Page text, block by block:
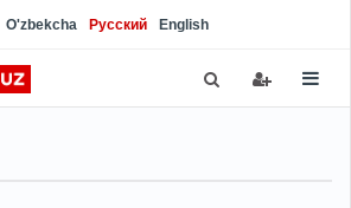
O'zbekcha Русский English